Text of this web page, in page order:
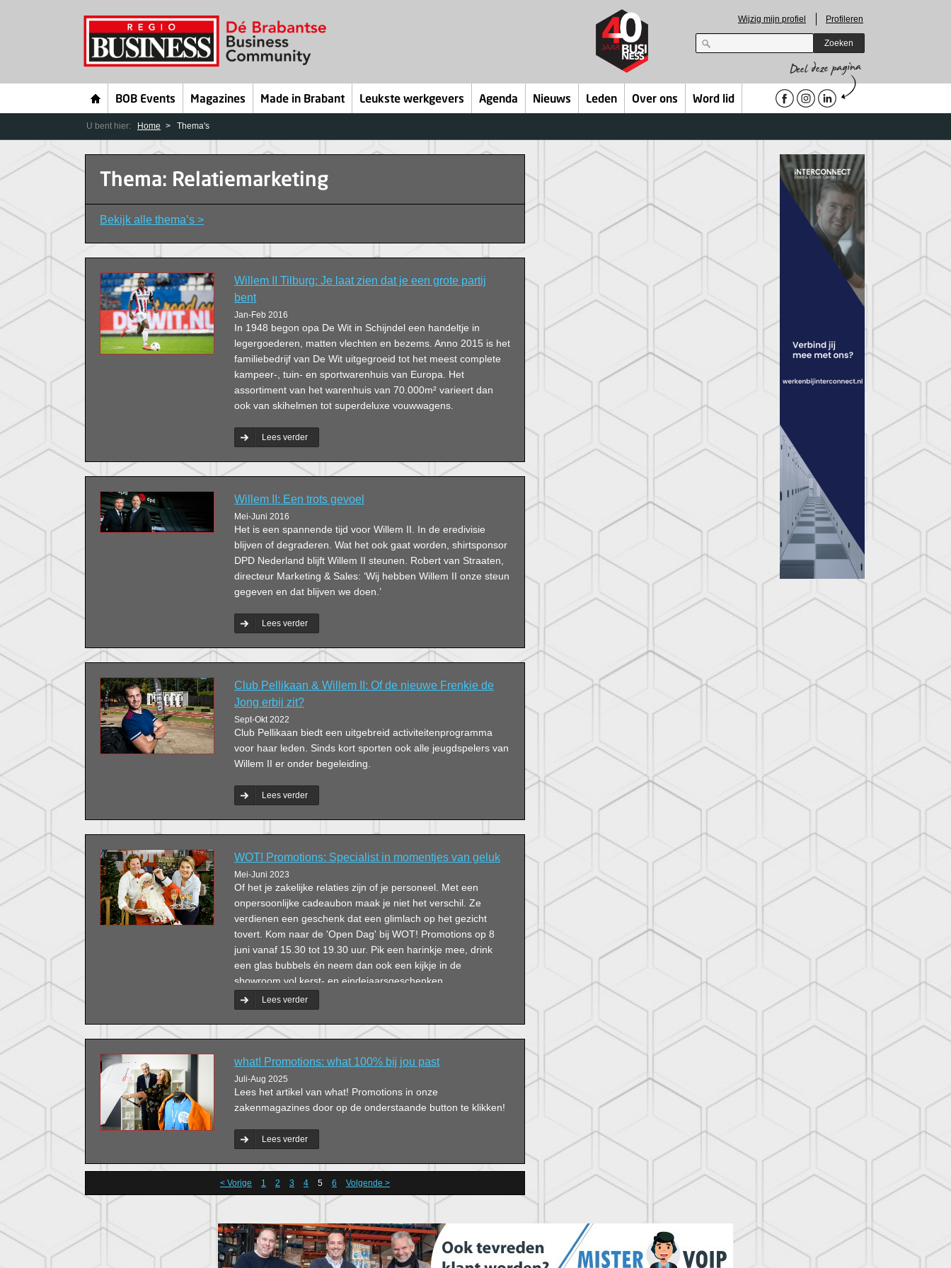
Wijzig mijn profiel Profileren
Zoeken
BOB Events Magazines Made in Brabant Leukste werkgevers Agenda Nieuws Leden Over ons Word lid
U bent hier: Home Thema's
Thema: Relatiemarketing
Bekijk alle thema’s >
Willem II Tilburg: Je laat zien dat je een grote partij
bent
Jan-Feb 2016
In 1948 begon opa De Wit in Schijndel een handeltje in
legergoederen, matten vlechten en bezems. Anno 2015 is het
familiebedrijf van De Wit uitgegroeid tot het meest complete
kampeer-, tuin- en sportwarenhuis van Europa. Het
assortiment van het warenhuis van 70.000m² varieert dan
ook van skihelmen tot superdeluxe vouwwagens.
Lees verder
Willem II: Een trots gevoel
Mei-Juni 2016
Het is een spannende tijd voor Willem II. In de eredivisie
blijven of degraderen. Wat het ook gaat worden, shirtsponsor
DPD Nederland blijft Willem II steunen. Robert van Straaten,
directeur Marketing & Sales: ‘Wij hebben Willem II onze steun
gegeven en dat blijven we doen.’
Lees verder
Club Pellikaan & Willem II: Of de nieuwe Frenkie de
Jong erbij zit?
Sept-Okt 2022
Club Pellikaan biedt een uitgebreid activiteitenprogramma
voor haar leden. Sinds kort sporten ook alle jeugdspelers van
Willem II er onder begeleiding.
Lees verder
WOT! Promotions: Specialist in momentjes van geluk
Mei-Juni 2023
Of het je zakelijke relaties zijn of je personeel. Met een
onpersoonlijke cadeaubon maak je niet het verschil. Ze
verdienen een geschenk dat een glimlach op het gezicht
tovert. Kom naar de 'Open Dag' bij WOT! Promotions op 8
juni vanaf 15.30 tot 19.30 uur. Pik een harinkje mee, drink
een glas bubbels én neem dan ook een kijkje in de
showroom vol kerst- en eindejaarsgeschenken.
Lees verder
what! Promotions: what 100% bĳ jou past
Juli-Aug 2025
Lees het artikel van what! Promotions in onze
zakenmagazines door op de onderstaande button te klikken!
Lees verder
< Vorige 1 2 3 4 5 6 Volgende >